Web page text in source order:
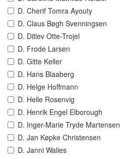
D. Cherif Tomra Ayouty
D. Claus Bøgh Svenningsen
D. Ditlev Otte-Trojel
D. Frode Larsen
D. Gitte Keller
D. Hans Blaaberg
D. Helge Hoffmann
D. Helle Rosenvig
D. Henrik Engel Elborough
D. Inger-Marie Tryde Martensen
D. Jan Køpke Christensen
D. Janni Walies